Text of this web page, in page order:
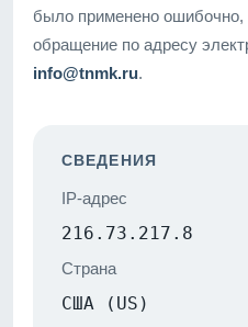
было применено
обращение по адресу
info@tnmk.ru.
СВЕДЕНИЯ
IP-адрес
216.73.217.8
Страна
США (US)